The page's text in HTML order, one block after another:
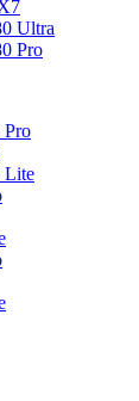
Ultra
Pro
Pro
Lite